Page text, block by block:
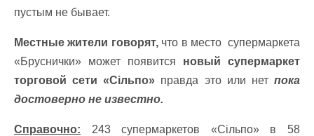
пустым не бывает.
Местные жители говорят,что в место супермаркета
«Бруснички» может появится новый супермаркет
торговой сети «Сільпо» правда это или нетпока
достоверно не известно.
Справочно: 243 супермаркетов «Сільпо» в 58